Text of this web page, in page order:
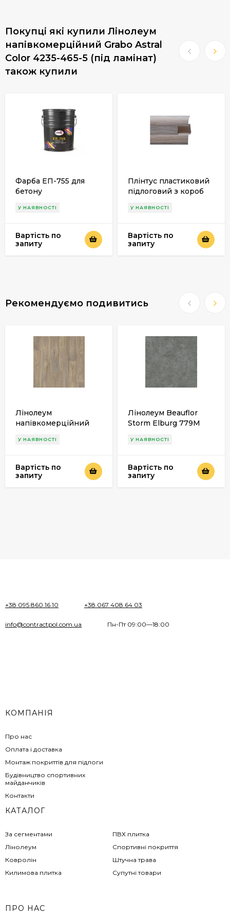
Покупці які купили Лінолеум
напівкомерційний Grabo Astral
Color 4235-465-5 (під ламінат)
також купили
Фарба ЕП-755 для
бетону
У НАЯВНОСТІ
Вартість по
запиту
Плінтус пластиковий
підлоговий з короб
У НАЯВНОСТІ
Вартість по
запиту
Рекомендуємо подивитись
Лінолеум
напівкомерційний
Havanna Oak 613M
У НАЯВНОСТІ
Вартість по
запиту
Лінолеум Beauflor
Storm Elburg 779M
У НАЯВНОСТІ
Вартість по
запиту
+38 095 860 16 10 +38 067 408 64 03
info@contractpol.com.ua Пн-Пт 09:00—18:00
КОМПАНІЯ
Про нас
Оплата і доставка
Монтаж покриттів для підлоги
Будівництво спортивних
майданчиків
Контакти
КАТАЛОГ
За сегментами
Лінолеум
Ковролін
Килимова плитка
ПВХ плитка
Спортивні покриття
Штучна трава
Супутні товари
ПРО НАС